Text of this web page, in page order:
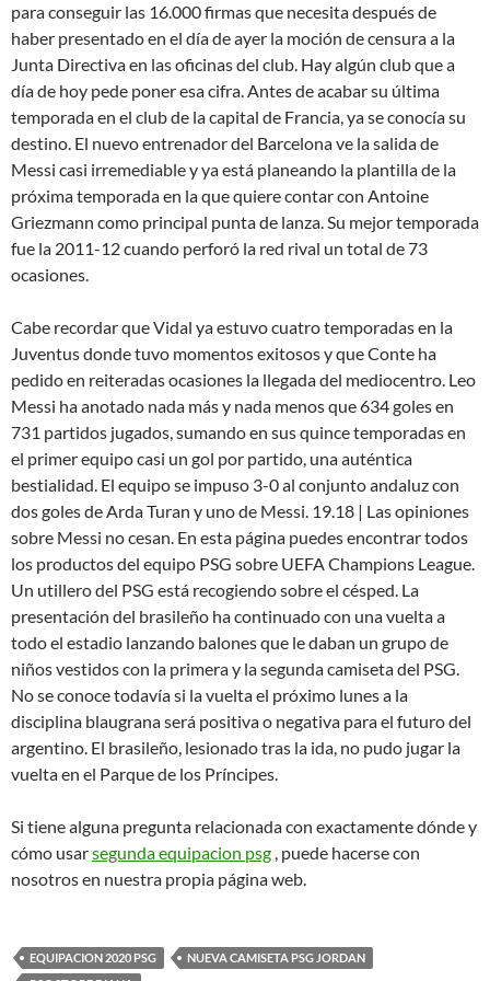
para conseguir las 16.000 firmas que necesita después de
haber presentado en el día de ayer la moción de censura a la
Junta Directiva en las oficinas del club. Hay algún club que a
día de hoy pede poner esa cifra. Antes de acabar su última
temporada en el club de la capital de Francia, ya se conocía su
destino. El nuevo entrenador del Barcelona ve la salida de
Messi casi irremediable y ya está planeando la plantilla de la
próxima temporada en la que quiere contar con Antoine
Griezmann como principal punta de lanza. Su mejor temporada
fue la 2011-12 cuando perforó la red rival un total de 73
ocasiones.
Cabe recordar que Vidal ya estuvo cuatro temporadas en la
Juventus donde tuvo momentos exitosos y que Conte ha
pedido en reiteradas ocasiones la llegada del mediocentro. Leo
Messi ha anotado nada más y nada menos que 634 goles en
731 partidos jugados, sumando en sus quince temporadas en
el primer equipo casi un gol por partido, una auténtica
bestialidad. El equipo se impuso 3-0 al conjunto andaluz con
dos goles de Arda Turan y uno de Messi. 19.18 | Las opiniones
sobre Messi no cesan. En esta página puedes encontrar todos
los productos del equipo PSG sobre UEFA Champions League.
Un utillero del PSG está recogiendo sobre el césped. La
presentación del brasileño ha continuado con una vuelta a
todo el estadio lanzando balones que le daban un grupo de
niños vestidos con la primera y la segunda camiseta del PSG.
No se conoce todavía si la vuelta el próximo lunes a la
disciplina blaugrana será positiva o negativa para el futuro del
argentino. El brasileño, lesionado tras la ida, no pudo jugar la
vuelta en el Parque de los Príncipes.
Si tiene alguna pregunta relacionada con exactamente dónde y
cómo usarsegunda equipacion psg , puede hacerse con
nosotros en nuestra propia página web.
EQUIPACION 2020 PSG
NUEVA CAMISETA PSG JORDAN